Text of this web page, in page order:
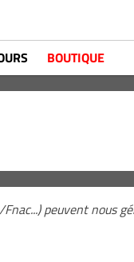
BOUTIQUE
peuvent nous